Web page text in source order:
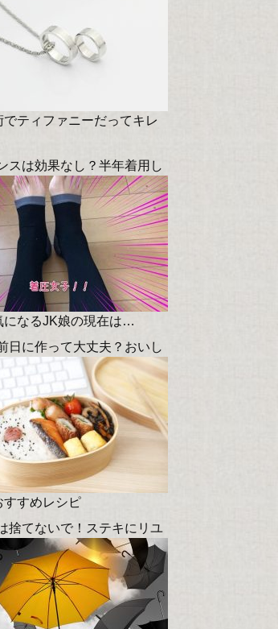
ティファニーだってキレ
スは効果なし？半年着用し
になるJK娘の現在は…
日に作って大丈夫？おいし
すすめレシピ
捨てないで！ステキにリユ